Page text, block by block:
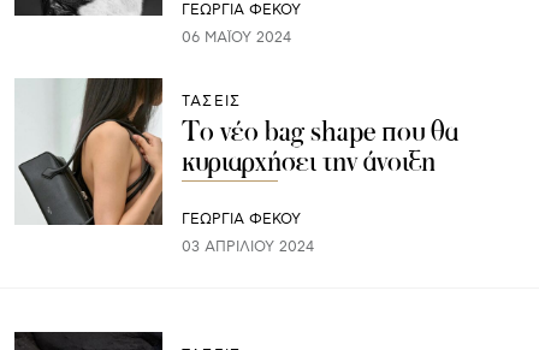
ΓΕΩΡΓΙΑ ΦΕΚΟΥ
06 ΜΑΪ́ΟΥ 2024
ΤΑΣΕΙΣ
To νέο bag shape που θα
κυριαρχήσει την άνοιξη
ΓΕΩΡΓΙΑ ΦΕΚΟΥ
03 ΑΠΡΙΛΊΟΥ 2024